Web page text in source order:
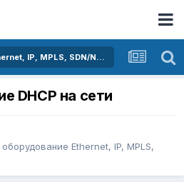
Активное оборудование Ethernet, IP, MPLS, SDN/NFV...
DHCP на сети
Ethernet, IP, MPLS,